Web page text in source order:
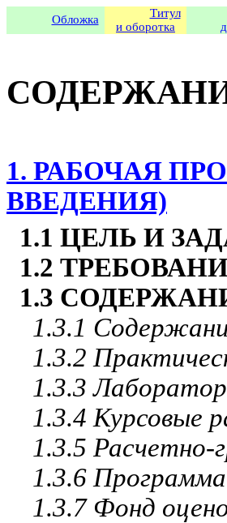
Обложка
Титул
и оборотка
1. РАБОЧАЯ
ВВЕДЕНИЯ)
1.1 ЦЕЛЬ И
1.2
1.3
1.3.1
1.3.2
1.3.3
1.3.4 Курсовые
1.3.5 Расчетно-
1.3.6
1.3.7 Фонд